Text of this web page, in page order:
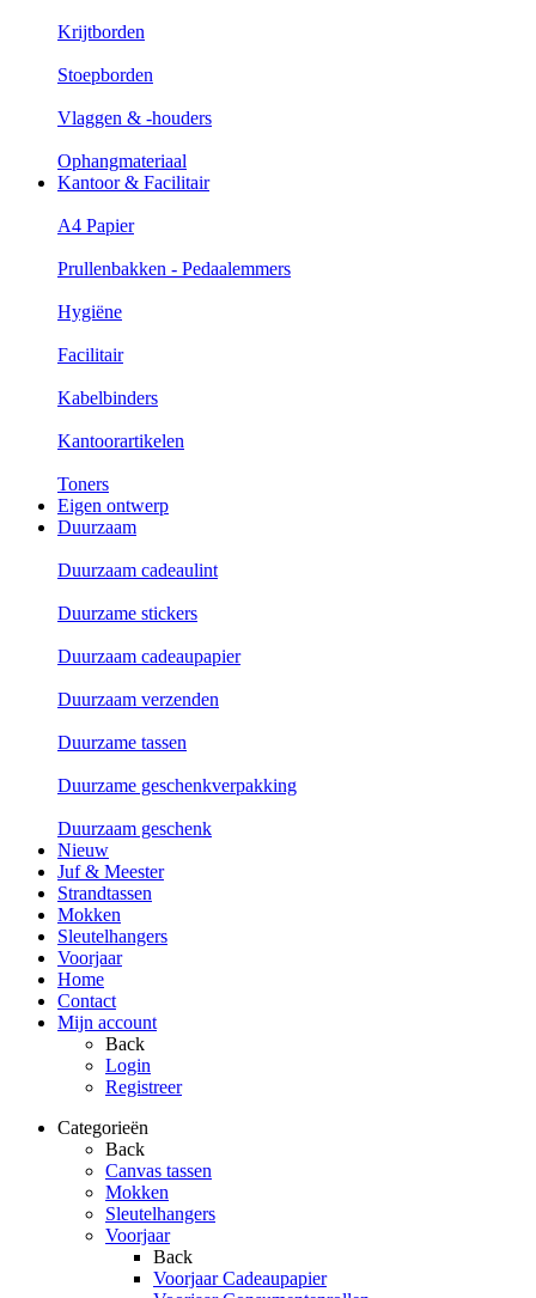
Krijtborden
Stoepborden
Vlaggen & -houders
Ophangmateriaal
Kantoor & Facilitair
A4 Papier
Prullenbakken - Pedaalemmers
Hygiëne
Facilitair
Kabelbinders
Kantoorartikelen
Toners
Eigen ontwerp
Duurzaam
Duurzaam cadeaulint
Duurzame stickers
Duurzaam cadeaupapier
Duurzaam verzenden
Duurzame tassen
Duurzame geschenkverpakking
Duurzaam geschenk
Nieuw
Juf & Meester
Strandtassen
Mokken
Sleutelhangers
Voorjaar
Home
Contact
Mijn account
Back
Login
Registreer
Categorieën
Back
Canvas tassen
Mokken
Sleutelhangers
Voorjaar
Back
Voorjaar Cadeaupapier